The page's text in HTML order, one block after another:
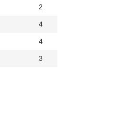
2
4
4
3